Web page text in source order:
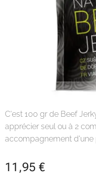
C'est 100 gr de Beef
apprécier seul ou à 2
accompagnement d'une
11,95 €